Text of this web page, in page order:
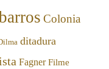
Colonia
ditadura
Fagner Filme